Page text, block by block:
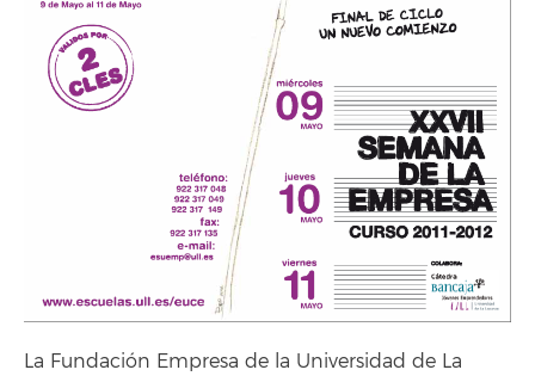
La Fundación Empresa de la Universidad de La